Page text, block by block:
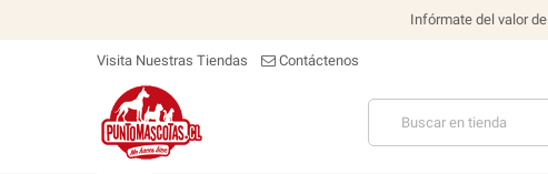
Infórmate del valor
Visita Nuestras Tiendas Contáctenos